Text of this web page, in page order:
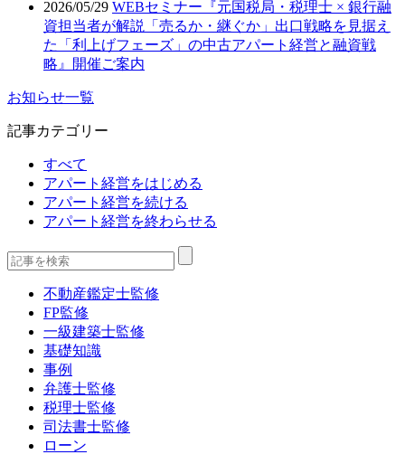
2026/05/29 WEBセミナー『元国税局・税理士 × 銀行融
資担当者が解説「売るか・継ぐか」出口戦略を見据え
た「利上げフェーズ」の中古アパート経営と融資戦
略』開催ご案内
お知らせ一覧
記事カテゴリー
すべて
アパート経営をはじめる
アパート経営を続ける
アパート経営を終わらせる
不動産鑑定士監修
FP監修
一級建築士監修
基礎知識
事例
弁護士監修
税理士監修
司法書士監修
ローン